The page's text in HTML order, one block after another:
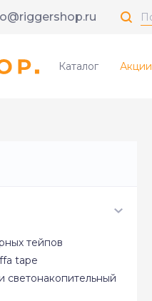
Каталог Акции
тейпов
tape
светонакопительный